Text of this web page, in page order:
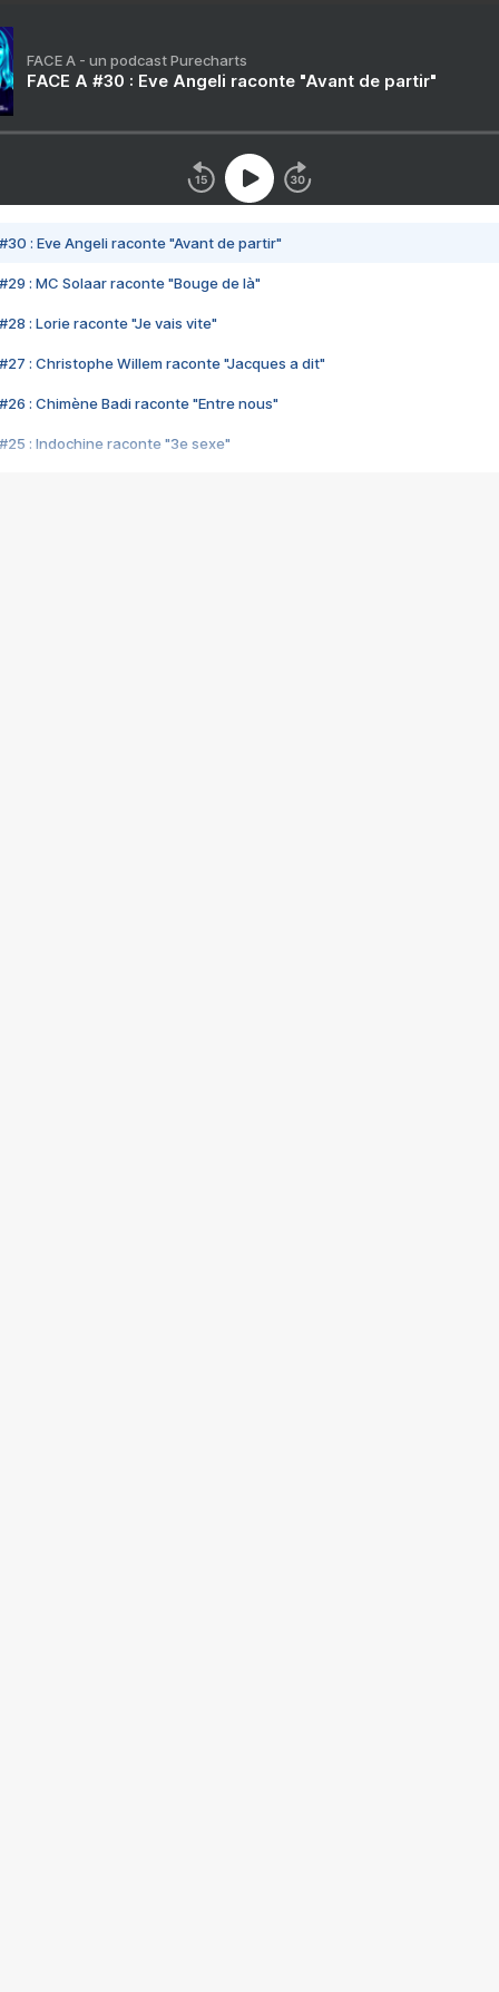
FACE A - un podcast Purecharts
FACE A #30 : Eve Angeli raconte "Avant de partir"
#30 : Eve Angeli raconte "Avant de partir"
#29 : MC Solaar raconte "Bouge de là"
#28 : Lorie raconte "Je vais vite"
#27 : Christophe Willem raconte "Jacques a dit"
#26 : Chimène Badi raconte "Entre nous"
#25 : Indochine raconte "3e sexe"